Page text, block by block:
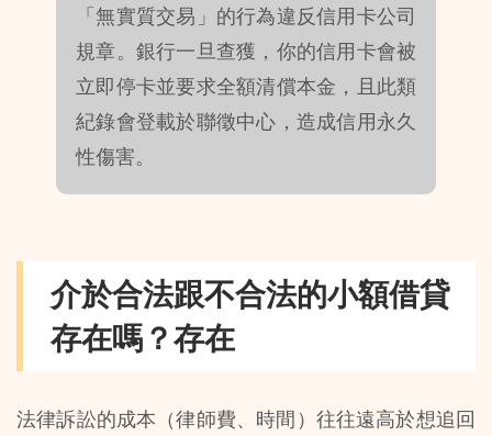
「無實質交易」的行為違反信用卡公司
規章。銀行一旦查獲，你的信用卡會被
立即停卡並要求全額清償本金，且此類
紀錄會登載於聯徵中心，造成信用永久
性傷害。
介於合法跟不合法的小額借貸
存在嗎？存在
法律訴訟的成本（律師費、時間）往往遠高於想追回